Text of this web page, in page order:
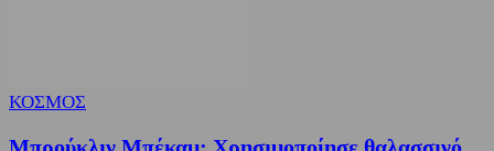
ΚΟΣΜΟΣ